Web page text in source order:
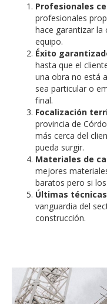
Profesionales
profesionales
hace garantizar la
equipo.
Éxito
hasta que el
una obra no está
sea particular o
final.
Focalización
provincia de
más cerca del
pueda surgir.
Materiales de
mejores
baratos pero si
Últimas
vanguardia del
construcción.